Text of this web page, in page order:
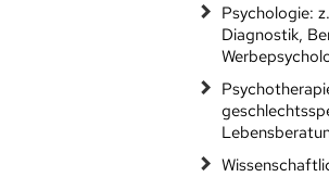
Psychologie:
Diagnostik,